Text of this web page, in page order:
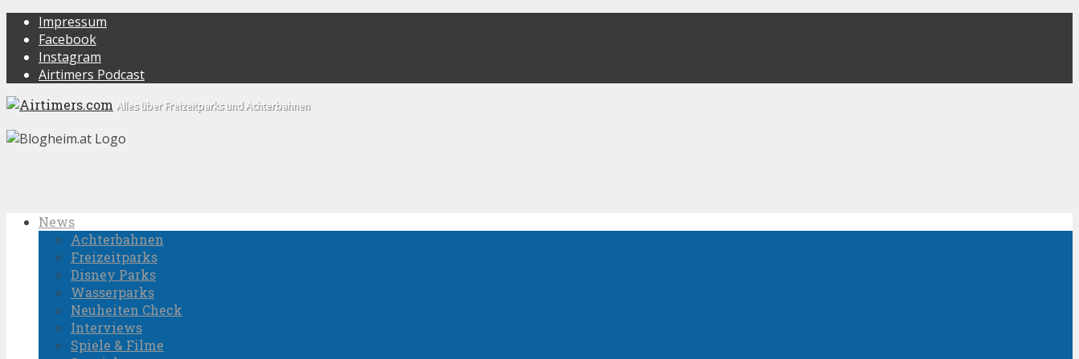
Impressum
Facebook
Instagram
Airtimers Podcast
Alles über Freizeitparks und Achterbahnen
News
Achterbahnen
Freizeitparks
Disney Parks
Wasserparks
Neuheiten Check
Interviews
Spiele & Filme